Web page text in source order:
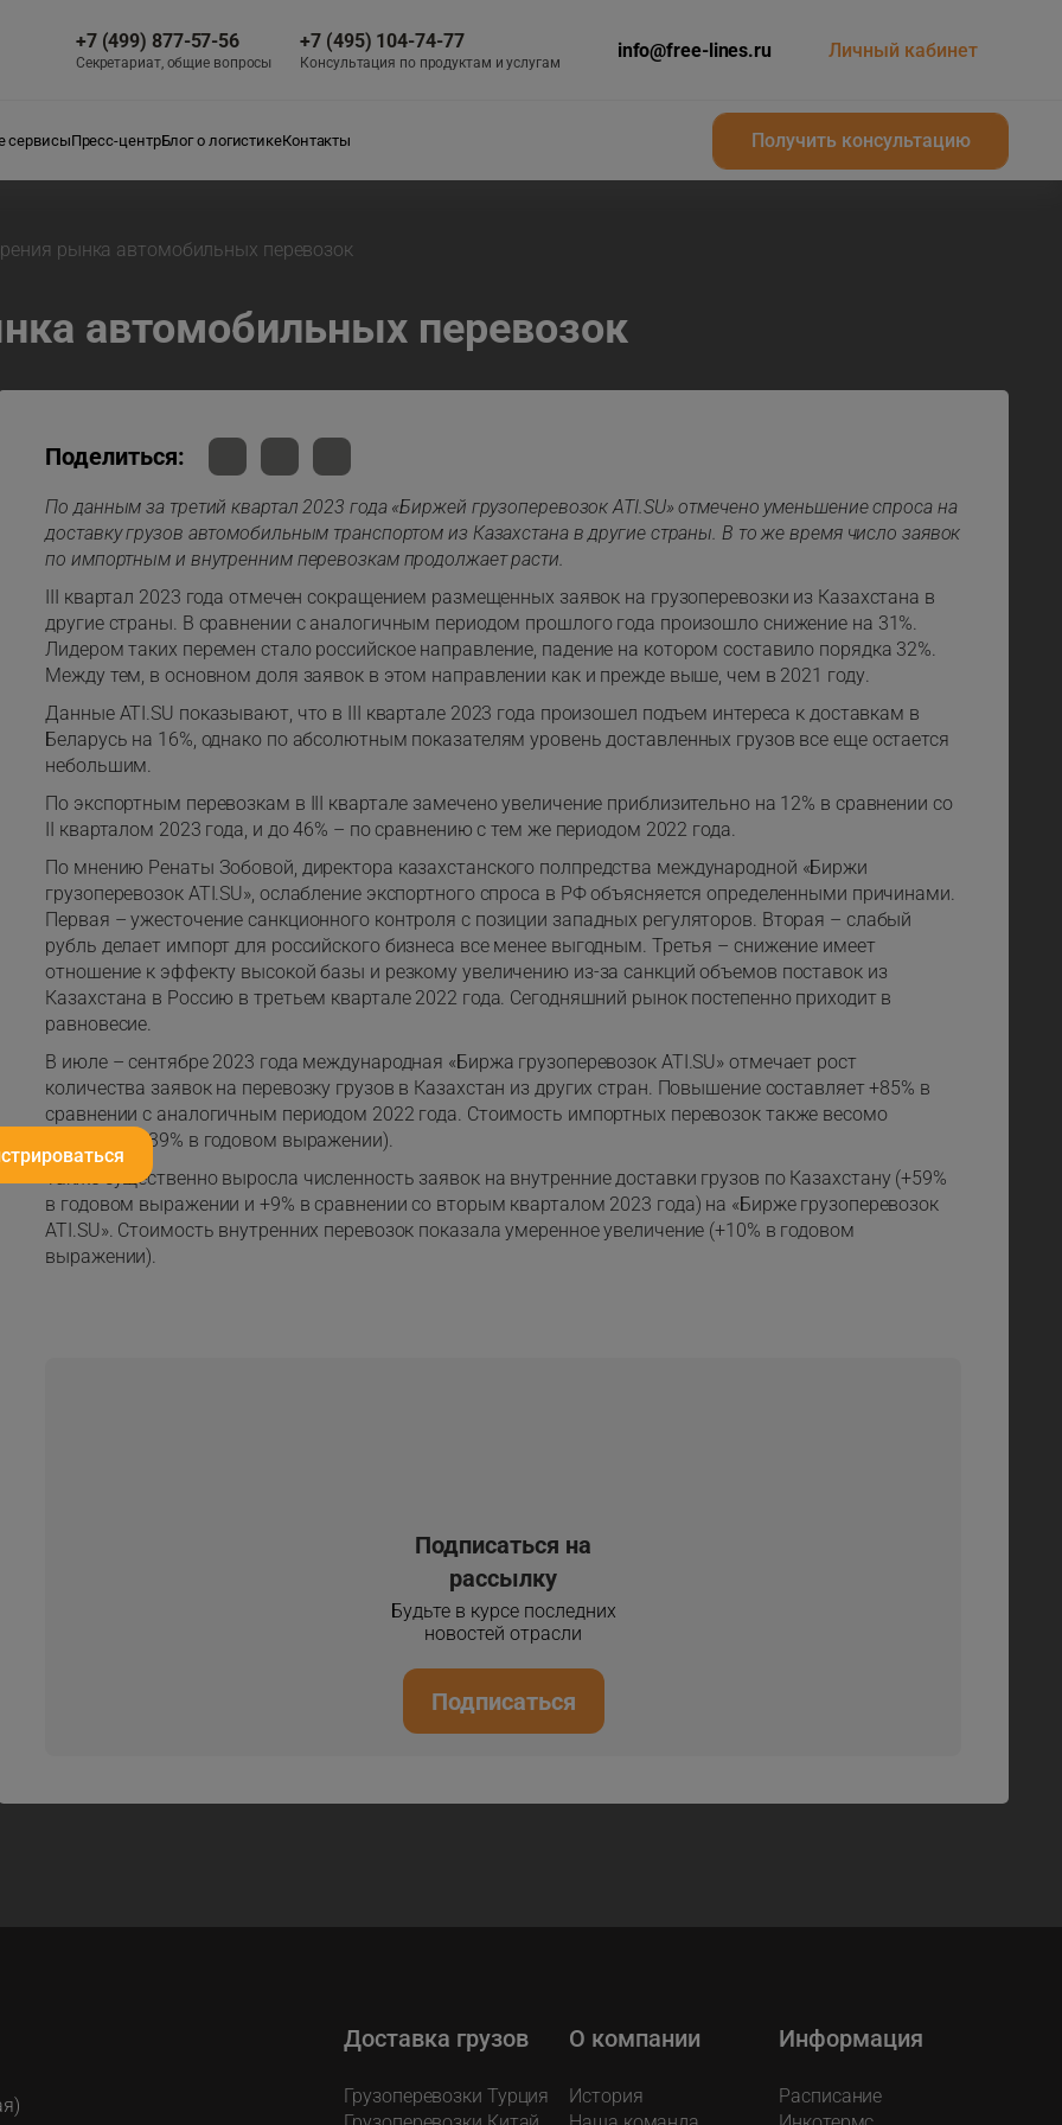
+7 (499) 877-57-56
Секретариат, общие вопросы
+7 (495) 104-74-77
Консультация по продуктам и услугам
info@free-lines.ru Личный кабинет
сервисыПресс-центрБлог о логистикеКонтакты Получить консультацию
Получить консультацию
рынка автомобильных перевозок
автомобильных перевозок
Поделиться:
По данным за третий квартал 2023 года «Биржей грузоперевозок ATI.SU» отмечено уменьшение спроса на
доставку грузов автомобильным транспортом из Казахстана в другие страны. В то же время число заявок
по импортным и внутренним перевозкам продолжает расти.
III квартал 2023 года отмечен сокращением размещенных заявок на грузоперевозки из Казахстана в
другие страны. В сравнении с аналогичным периодом прошлого года произошло снижение на 31%.
Лидером таких перемен стало российское направление, падение на котором составило порядка 32%.
Между тем, в основном доля заявок в этом направлении как и прежде выше, чем в 2021 году.
Данные ATI.SU показывают, что в III квартале 2023 года произошел подъем интереса к доставкам в
Беларусь на 16%, однако по абсолютным показателям уровень доставленных грузов все еще остается
небольшим.
По экспортным перевозкам в III квартале замечено увеличение приблизительно на 12% в сравнении со
II кварталом 2023 года, и до 46% – по сравнению с тем же периодом 2022 года.
По мнению Ренаты Зобовой, директора казахстанского полпредства международной «Биржи
грузоперевозок ATI.SU», ослабление экспортного спроса в РФ объясняется определенными причинами.
Первая – ужесточение санкционного контроля с позиции западных регуляторов. Вторая – слабый
рубль делает импорт для российского бизнеса все менее выгодным. Третья – снижение имеет
отношение к эффекту высокой базы и резкому увеличению из-за санкций объемов поставок из
Казахстана в Россию в третьем квартале 2022 года. Сегодняшний рынок постепенно приходит в
равновесие.
В июле – сентябре 2023 года международная «Биржа грузоперевозок ATI.SU» отмечает рост
количества заявок на перевозку грузов в Казахстан из других стран. Повышение составляет +85% в
сравнении с аналогичным периодом 2022 года. Стоимость импортных перевозок также весомо
возросли (+39% в годовом выражении).
Также существенно выросла численность заявок на внутренние доставки грузов по Казахстану (+59%
в годовом выражении и +9% в сравнении со вторым кварталом 2023 года) на «Бирже грузоперевозок
ATI.SU». Стоимость внутренних перевозок показала умеренное увеличение (+10% в годовом
выражении).
Подписаться на
рассылку
Будьте в курсе последних
новостей отрасли
Подписаться
Доставка грузов
Грузоперевозки Турция
О компании
История
Информация
Расписание